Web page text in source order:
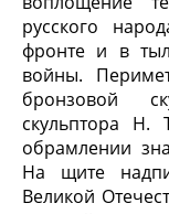
русского
фронте и в
войны.
бронзовой
скульптора
обрамлении
На щите
Великой